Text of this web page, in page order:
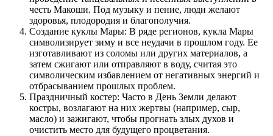
честь Макоши. Под музыку и пение, люди желают
здоровья, плодородия и благополучия.
Создание куклы Мары: В ряде регионов, кукла Мары
символизирует зиму и все неудачи в прошлом году. Ее
изготавливают из соломы или других материалов, а
затем сжигают или отправляют в воду, считая это
символическим избавлением от негативных энергий и
отбрасыванием прошлых проблем.
Праздничный костер: Часто в День Земли делают
костры, возлагают на них жертвы (например, сыр,
масло) и зажигают, чтобы прогнать злых духов и
очистить место для будущего процветания.